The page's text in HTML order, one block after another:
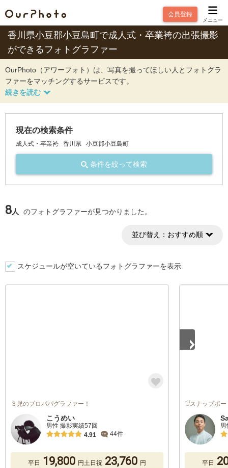
会員登録
メニュー
香川県小豆郡小豆島町で成人式・卒業袴の出張撮影
ができるフォトグラファー
OurPhoto（アワーフォト）は、写真を撮ってほしい人とフォトグラ
ファーをマッチングするサービスです。
現在の検索条件
成人式・卒業袴 香川県 小豆郡小豆島町
条件を絞って検索
8人 のフォトグラファーが見つかりました。
並び替え： おすすめ順
スケジュールが空いているフォトグラファーを表示
３児のプロパパグラファー！
こうめい
男性 撮影実績57回
4.91
44件
平日 19,800 円土日祝 23,760 円
𓅿スナップポー
平日